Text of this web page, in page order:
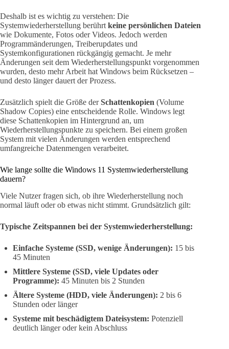
Deshalb ist es wichtig zu verstehen: Die
Systemwiederherstellung berührt keine persönlichen Dateien
wie Dokumente, Fotos oder Videos. Jedoch werden
Programmänderungen, Treiberupdates und
Systemkonfigurationen rückgängig gemacht. Je mehr
Änderungen seit dem Wiederherstellungspunkt vorgenommen
wurden, desto mehr Arbeit hat Windows beim Rücksetzen –
und desto länger dauert der Prozess.
Zusätzlich spielt die Größe derSchattenkopien (Volume
Shadow Copies) eine entscheidende Rolle. Windows legt
diese Schattenkopien im Hintergrund an, um
Wiederherstellungspunkte zu speichern. Bei einem großen
System mit vielen Änderungen werden entsprechend
umfangreiche Datenmengen verarbeitet.
Wie lange sollte die Windows 11 Systemwiederherstellung
dauern?
Viele Nutzer fragen sich, ob ihre Wiederherstellung noch
normal läuft oder ob etwas nicht stimmt. Grundsätzlich gilt:
Typische Zeitspannen bei der Systemwiederherstellung:
Einfache Systeme (SSD, wenige Änderungen): 15 bis
45 Minuten
Mittlere Systeme (SSD, viele Updates oder
Programme): 45 Minuten bis 2 Stunden
Ältere Systeme (HDD, viele Änderungen): 2 bis 6
Stunden oder länger
Systeme mit beschädigtem Dateisystem: Potenziell
deutlich länger oder kein Abschluss